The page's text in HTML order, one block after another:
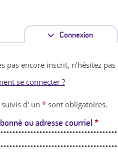
Connexion
n
l
e
pas encore inscrit, n'hésitez pas
se connecter ?
d' un * sont obligatoires.
ou adresse courriel *